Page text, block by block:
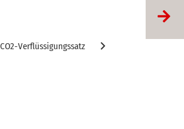
Verflüssigungssatz